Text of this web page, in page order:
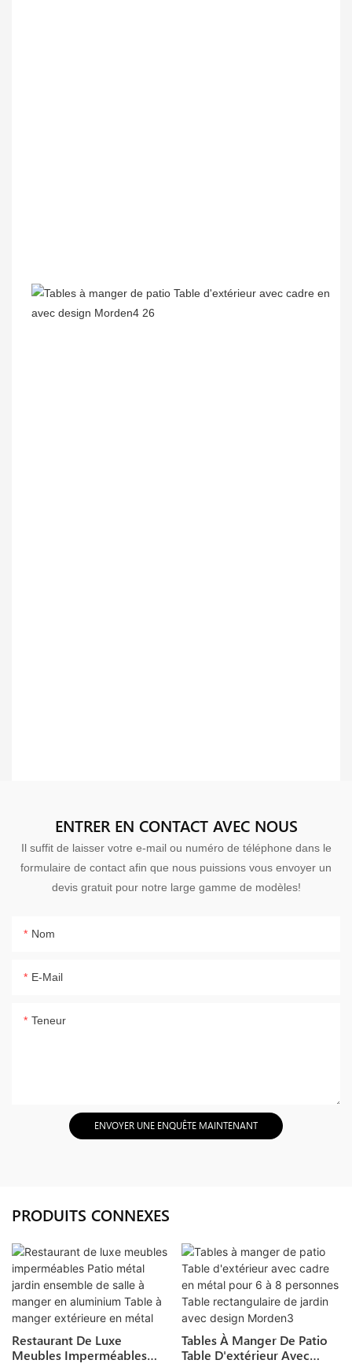
ENTRER EN CONTACT AVEC NOUS
Il suffit de laisser votre e-mail ou numéro de téléphone dans le
formulaire de contact afin que nous puissions vous envoyer un
devis gratuit pour notre large gamme de modèles!
Nom
E-Mail
Teneur
ENVOYER UNE ENQUÊTE MAINTENANT
PRODUITS CONNEXES
Restaurant De Luxe
Meubles Imperméables
Tables À Manger De Patio
Table D'extérieur Avec